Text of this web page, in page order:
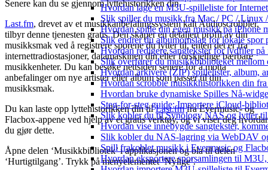
Hvordan lage en M3U-spilleliste for
Slik spiller du musikk fra Mac / PC /
Hvordan spille din egen musikk på iPhone
Slik endrer du albumomslag for lokale
Hvordan redigere sangtekster for lydfiler
Slik overfører du musikkbiblioteket
Hvordan arkivere (ZIP) spillelister, album,
Hvordan scrobble musikkhistorikken din
Hvordan bruke dynamiske Spilles Nå-
Steg-for-steg guide: Importere iCloud-
Slik kobler du til Synology NAS og lytter
Hvordan vise innebygde sangtekster,
Slik kobler du NAS-lagring via WebDAV
Spill frakoblet musikk i Evermusic og
Hvordan eksportere sporsamlingen til
Senere kan du se gjennom lyttehistorikken din.
Last.fm, drevet av et musikkanbefalingssystem kalt Audioscrobbler,
tilbyr denne tjenesten gratis. Den skaper en detaljert profil av din
musikksmak ved å registrere sporene du lytter til, enten det er fra
internettradiostasjoner, datamaskinen din eller forskjellige bærbare
musikkenheter. Du kan besøke nettsiden senere for å motta
anbefalinger om nye artister eller album som passer til din
musikksmak.
Du kan laste opp lyttehistorikken din tilLast.fmfra Evermusic- og
Flacbox-appene ved hjelp av et gratis verktøy, og vi viser deg
du gjør dette.
Åpne delen ‘Musikkbibliotek’ i applikasjonen og bla til delen
‘Hurtigtilgang’. Trykk på menyelementet ‘Nylige’.